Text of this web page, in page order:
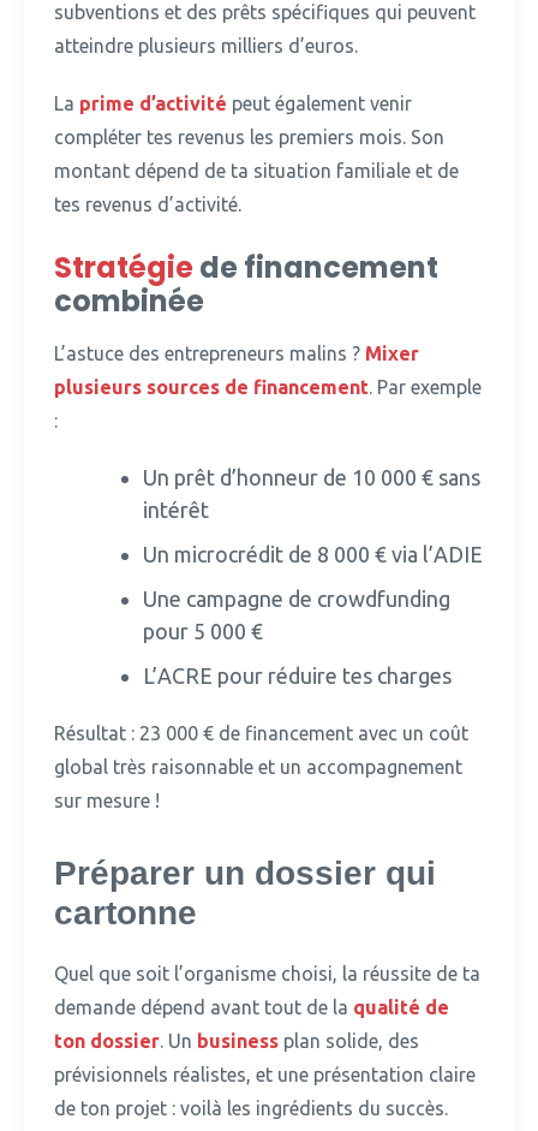
subventions et des prêts spécifiques qui peuvent
atteindre plusieurs milliers d’euros.
La prime d’activité peut également venir
compléter tes revenus les premiers mois. Son
montant dépend de ta situation familiale et de
tes revenus d’activité.
Stratégiede financement
combinée
L’astuce des entrepreneurs malins ? Mixer
plusieurs sources de financement. Par exemple
:
Un prêt d’honneur de 10 000 € sans
intérêt
Un microcrédit de 8 000 € via l’ADIE
Une campagne de crowdfunding
pour 5 000 €
L’ACRE pour réduire tes charges
Résultat : 23 000 € de financement avec un coût
global très raisonnable et un accompagnement
sur mesure !
Préparer un dossier qui
cartonne
Quel que soit l’organisme choisi, la réussite de ta
demande dépend avant tout de la qualité de
ton dossier. Un business plan solide, des
prévisionnels réalistes, et une présentation claire
de ton projet : voilà les ingrédients du succès.